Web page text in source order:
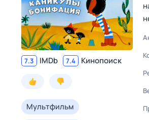
7.3 IMDb 7.4 Кинопоиск
Мультфильм